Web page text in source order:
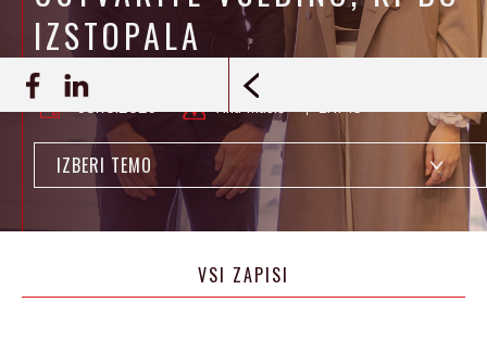
IZSTOPALA
30.10.2023 Ana Mušič
IZBERI TEMO
VSI ZAPISI